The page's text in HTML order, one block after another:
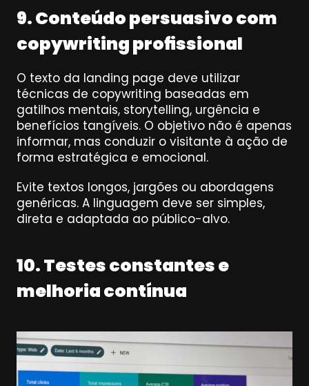
9. Conteúdo persuasivo com
copywriting profissional
O texto da landing page deve utilizar
técnicas de copywriting baseadas em
gatilhos mentais, storytelling, urgência e
benefícios tangíveis. O objetivo não é apenas
informar, mas conduzir o visitante à ação de
forma estratégica e emocional.
Evite textos longos, jargões ou abordagens
genéricas. A linguagem deve ser simples,
direta e adaptada ao público-alvo.
10. Testes constantes e
melhoria contínua